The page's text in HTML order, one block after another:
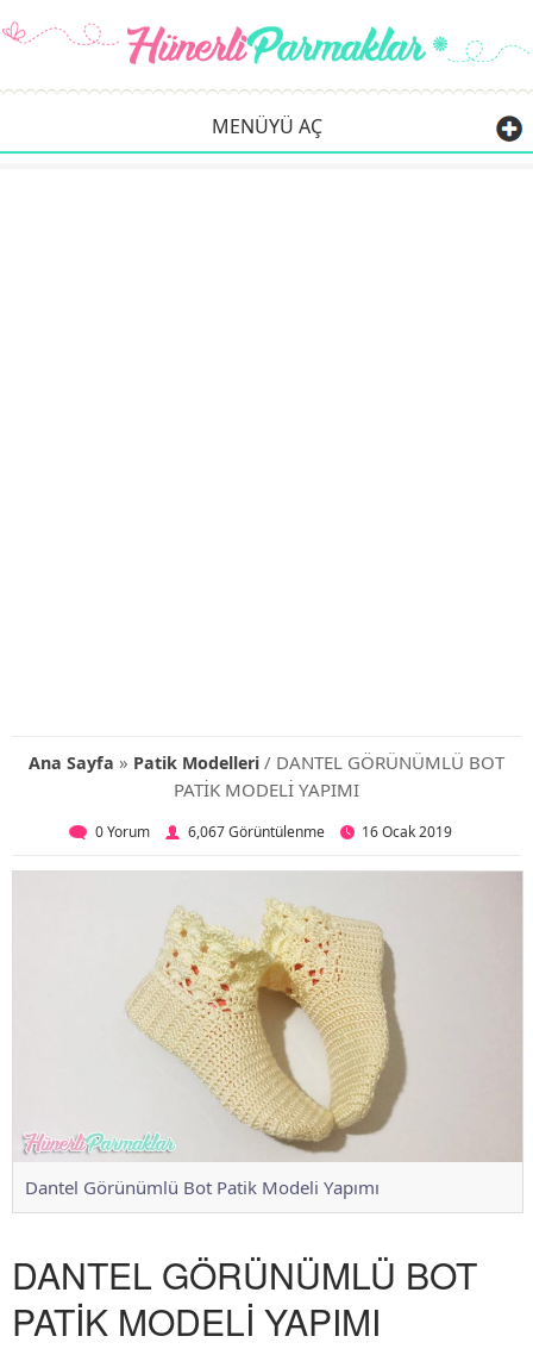
MENÜYÜ AÇ
Ana Sayfa » Patik Modelleri / DANTEL GÖRÜNÜMLÜ BOT
PATİK MODELİ YAPIMI
0 Yorum 6,067 Görüntülenme 16 Ocak 2019
Dantel Görünümlü Bot Patik Modeli Yapımı
DANTEL GÖRÜNÜMLÜ BOT
PATİK MODELİ YAPIMI